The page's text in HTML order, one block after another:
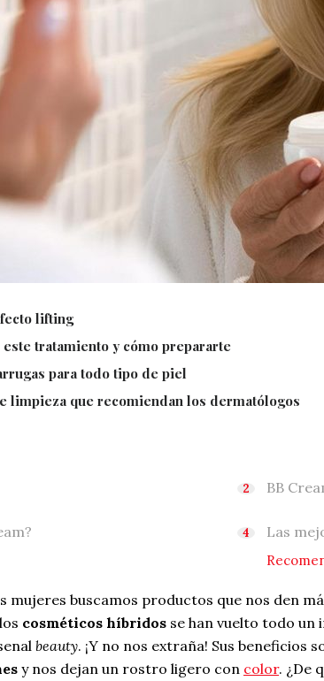
lifting
tratamiento y cómo prepararte
para todo tipo de piel
limpieza que recomiendan los dermatólogos
BB
Las
mujeres buscamos productos que nos den
cosméticos híbridos se han vuelto todo un
beauty. ¡Y no nos extraña! Sus
y nos dejan un rostro ligero con color. ¿De